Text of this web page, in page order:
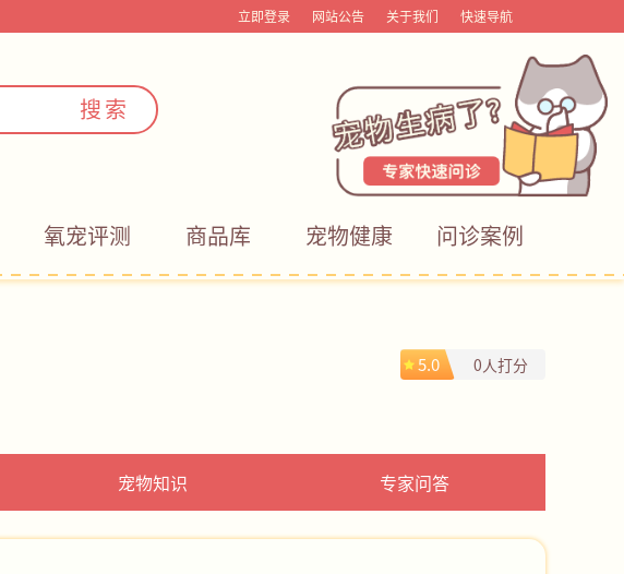
立即登录 网站公告 关于我们 快速导航
搜索
氧宠评测 商品库 宠物健康 问诊案例
5.0 0人打分
宠物知识 专家问答